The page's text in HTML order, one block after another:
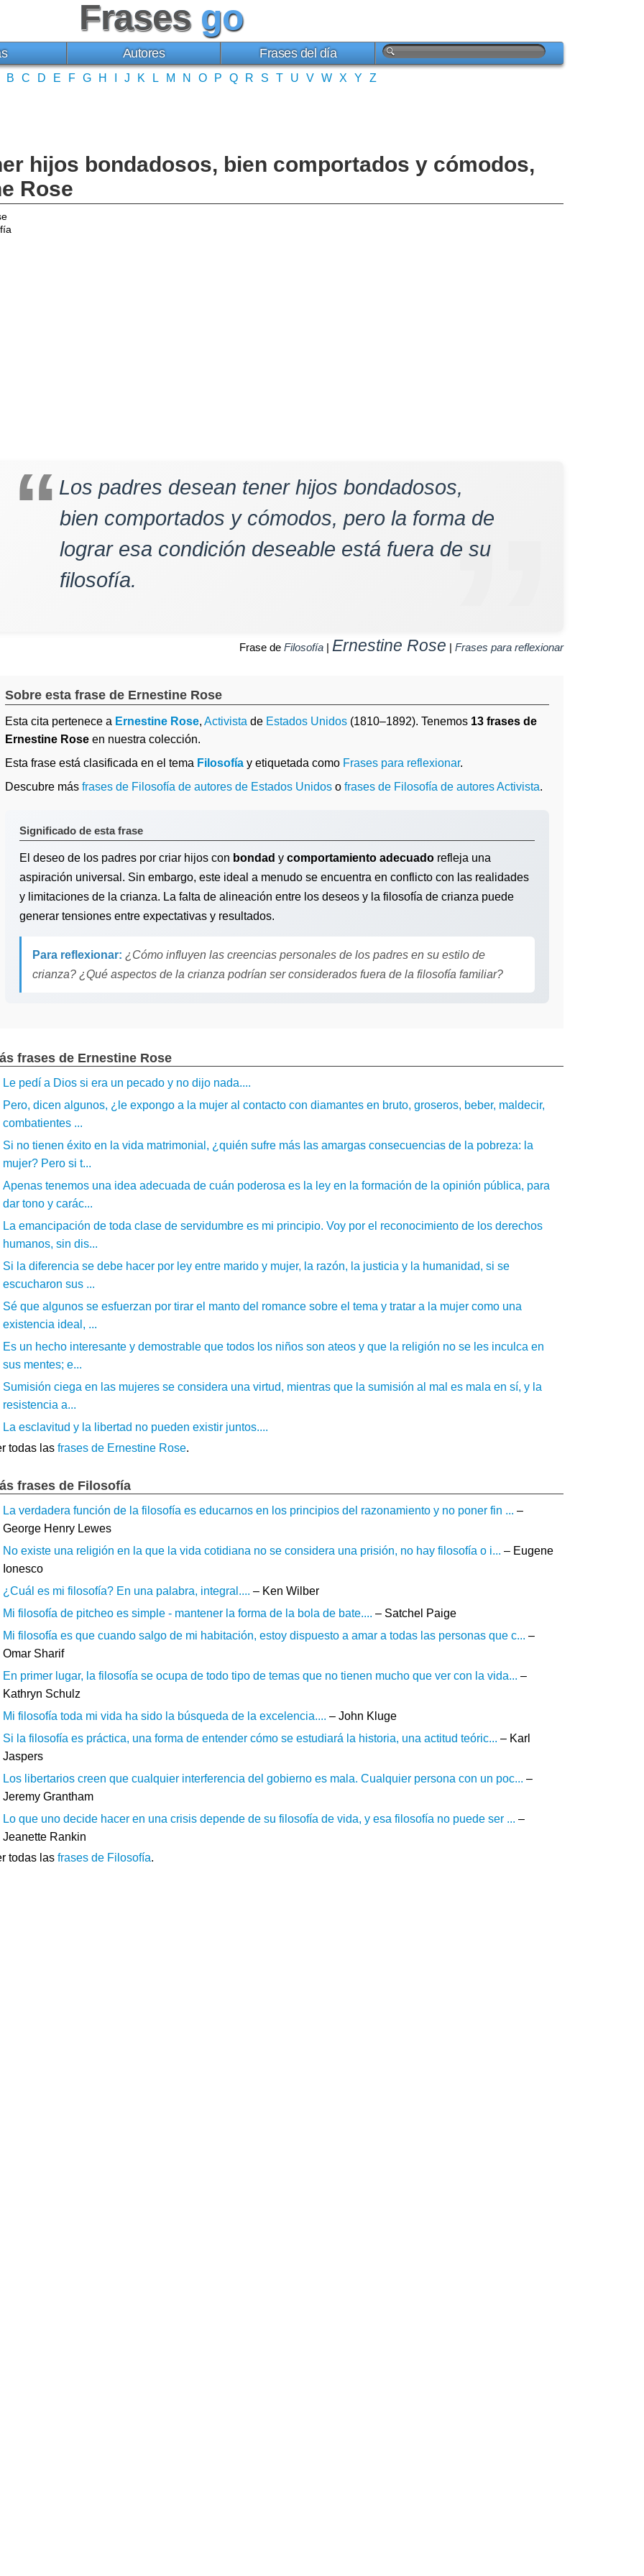
Frases go
Autores Frases del día
B C D E F G H J K L M N O P Q R S T U V W X Y Z
hijos bondadosos, bien comportados y cómodos,
Rose
Los padres desean tener hijos bondadosos,
bien comportados y cómodos, pero la forma de
lograr esa condición deseable está fuera de su
filosofía.
Frase de Filosofía | Ernestine Rose | Frases para reflexionar
Sobre esta frase de Ernestine Rose
Esta cita pertenece a Ernestine Rose, Activista de Estados Unidos (1810–1892). Tenemos 13 frases de
Ernestine Rose en nuestra colección.
Esta frase está clasificada en el tema Filosofía y etiquetada como Frases para reflexionar.
Descubre más frases de Filosofía de autores de Estados Unidos o frases de Filosofía de autores Activista.
Significado de esta frase
El deseo de los padres por criar hijos con bondad y comportamiento adecuado refleja una
aspiración universal. Sin embargo, este ideal a menudo se encuentra en conflicto con las realidades
y limitaciones de la crianza. La falta de alineación entre los deseos y la filosofía de crianza puede
generar tensiones entre expectativas y resultados.
Para reflexionar: ¿Cómo influyen las creencias personales de los padres en su estilo de
crianza? ¿Qué aspectos de la crianza podrían ser considerados fuera de la filosofía familiar?
frases de Ernestine Rose
Le pedí a Dios si era un pecado y no dijo nada....
Pero, dicen algunos, ¿le expongo a la mujer al contacto con diamantes en bruto, groseros, beber, maldecir,
combatientes ...
Si no tienen éxito en la vida matrimonial, ¿quién sufre más las amargas consecuencias de la pobreza: la
mujer? Pero si t...
Apenas tenemos una idea adecuada de cuán poderosa es la ley en la formación de la opinión pública, para
dar tono y carác...
La emancipación de toda clase de servidumbre es mi principio. Voy por el reconocimiento de los derechos
humanos, sin dis...
Si la diferencia se debe hacer por ley entre marido y mujer, la razón, la justicia y la humanidad, si se
escucharon sus ...
Sé que algunos se esfuerzan por tirar el manto del romance sobre el tema y tratar a la mujer como una
existencia ideal, ...
Es un hecho interesante y demostrable que todos los niños son ateos y que la religión no se les inculca en
sus mentes; e...
Sumisión ciega en las mujeres se considera una virtud, mientras que la sumisión al mal es mala en sí, y la
resistencia a...
La esclavitud y la libertad no pueden existir juntos....
todas las frases de Ernestine Rose.
frases de Filosofía
La verdadera función de la filosofía es educarnos en los principios del razonamiento y no poner fin ... –
George Henry Lewes
No existe una religión en la que la vida cotidiana no se considera una prisión, no hay filosofía o i... – Eugene
Ionesco
¿Cuál es mi filosofía? En una palabra, integral.... – Ken Wilber
Mi filosofía de pitcheo es simple - mantener la forma de la bola de bate.... – Satchel Paige
Mi filosofía es que cuando salgo de mi habitación, estoy dispuesto a amar a todas las personas que c... –
Omar Sharif
En primer lugar, la filosofía se ocupa de todo tipo de temas que no tienen mucho que ver con la vida... –
Kathryn Schulz
Mi filosofía toda mi vida ha sido la búsqueda de la excelencia.... – John Kluge
Si la filosofía es práctica, una forma de entender cómo se estudiará la historia, una actitud teóric... – Karl
Jaspers
Los libertarios creen que cualquier interferencia del gobierno es mala. Cualquier persona con un poc... –
Jeremy Grantham
Lo que uno decide hacer en una crisis depende de su filosofía de vida, y esa filosofía no puede ser ... –
Jeanette Rankin
todas las frases de Filosofía.